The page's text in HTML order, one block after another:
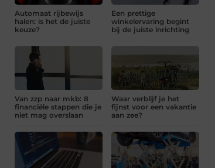
Automaat rijbewijs
halen: is het de juiste
keuze?
Een prettige
winkelervaring begint
bij de juiste inrichting
Van zzp naar mkb: 8
financiële stappen die je
niet mag overslaan
Waar verblijf je het
fijnst voor een vakantie
aan zee?